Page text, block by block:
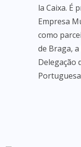
la Caixa. É
Empresa
como
de Braga,
Delegação